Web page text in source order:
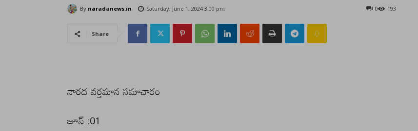
By naradanews.in Saturday, June 1, 2024 3:00 pm 193
0
Share
నారద వర్తమాన సమాచారం
జూన్ :01